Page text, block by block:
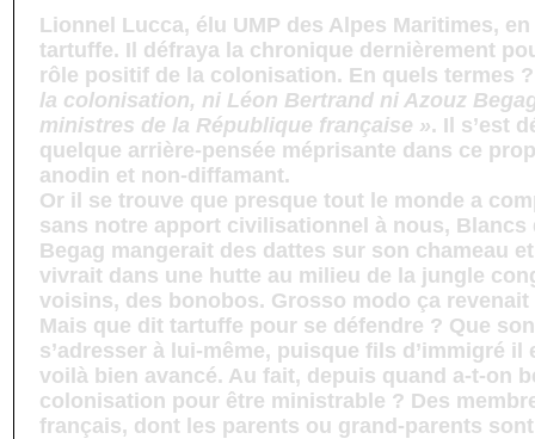
Lionnel Lucca, élu UMP des Alpes Maritimes,
tartuffe. Il défraya la chronique dernièrement
rôle positif de la colonisation. En quels termes
la colonisation, ni Léon Bertrand ni Azouz
ministres de la République française ». Il s’est
quelque arrière-pensée méprisante dans ce
anodin et non-diffamant.
Or il se trouve que presque tout le monde a
sans notre apport civilisationnel à nous, Blancs
Begag mangerait des dattes sur son chameau
vivrait dans une hutte au milieu de la jungle
voisins, des bonobos. Grosso modo ça revenait
Mais que dit tartuffe pour se défendre ? Que
s’adresser à lui-même, puisque fils d’immigré il
voilà bien avancé. Au fait, depuis quand a-t-on
colonisation pour être ministrable ? Des
français, dont les parents ou grand-parents